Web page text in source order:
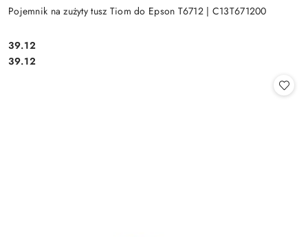
Pojemnik na zużyty tusz Tiom do Epson T6712 | C13T671200
Cena:
39.12
Cena:
39.12